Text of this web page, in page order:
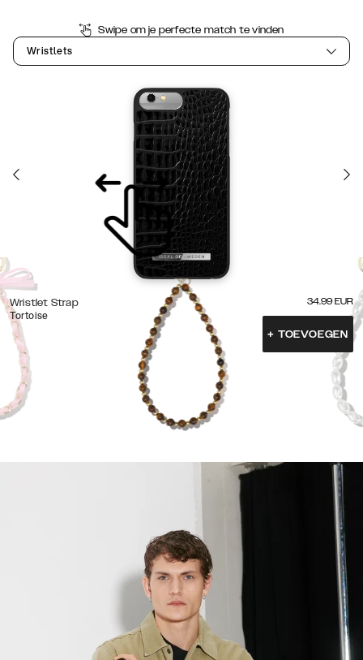
Swipe om je perfecte match te vinden
Wristlets
Wristlet Strap
Tortoise
34.99 EUR
+ TOEVOEGEN